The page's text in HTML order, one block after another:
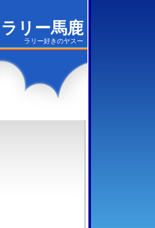
ラリー馬鹿
ラリー好きのヤスー